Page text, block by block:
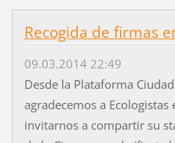
Recogida de firmas
09.03.2014 22:49
Desde la Plataforma
agradecemos a Ecologistas
invitarnos a compartir su